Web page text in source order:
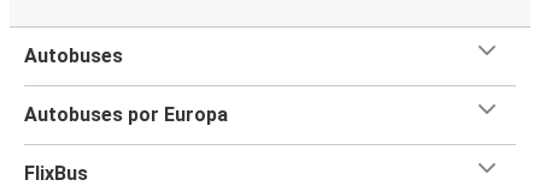
Autobuses
Autobuses por Europa
FlixBus